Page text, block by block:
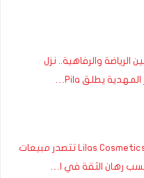
والرفاهية.. نزل
بعد عامين من إطلاقها.. Lilas Cosmetics تتصدر مبيعات
رهان الثقة في ا…